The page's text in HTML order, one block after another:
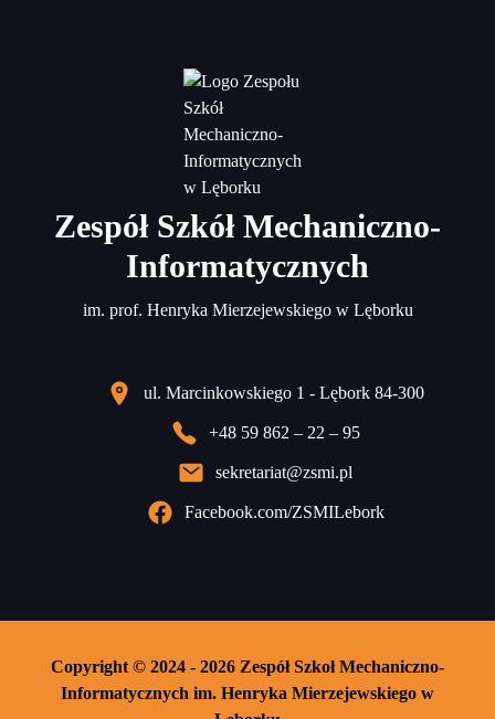
Zespół Szkół Mechaniczno-
Informatycznych
im. prof. Henryka Mierzejewskiego w Lęborku
ul. Marcinkowskiego 1 - Lębork 84-300
+48 59 862 – 22 – 95
sekretariat@zsmi.pl
Facebook.com/ZSMILebork
Copyright © 2024 - 2026 Zespół Szkoł Mechaniczno-
Informatycznych im. Henryka Mierzejewskiego w